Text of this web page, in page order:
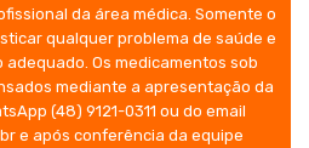
da área médica. Somente o
qualquer problema de saúde e
Os medicamentos sob
mediante a apresentação da
(48) 9121-0311 ou do email
e após conferência da equipe